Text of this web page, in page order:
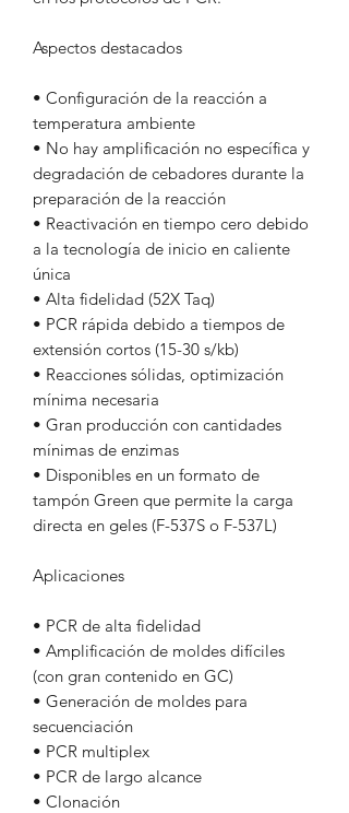
Aspectos destacados
• Configuración de la reacción a
temperatura ambiente
• No hay amplificación no específica y
degradación de cebadores durante la
preparación de la reacción
• Reactivación en tiempo cero debido
a la tecnología de inicio en caliente
única
• Alta fidelidad (52X Taq)
• PCR rápida debido a tiempos de
extensión cortos (15-30 s/kb)
• Reacciones sólidas, optimización
mínima necesaria
• Gran producción con cantidades
mínimas de enzimas
• Disponibles en un formato de
tampón Green que permite la carga
directa en geles (F-537S o F-537L)
Aplicaciones
• PCR de alta fidelidad
• Amplificación de moldes difíciles
(con gran contenido en GC)
• Generación de moldes para
secuenciación
• PCR multiplex
• PCR de largo alcance
• Clonación